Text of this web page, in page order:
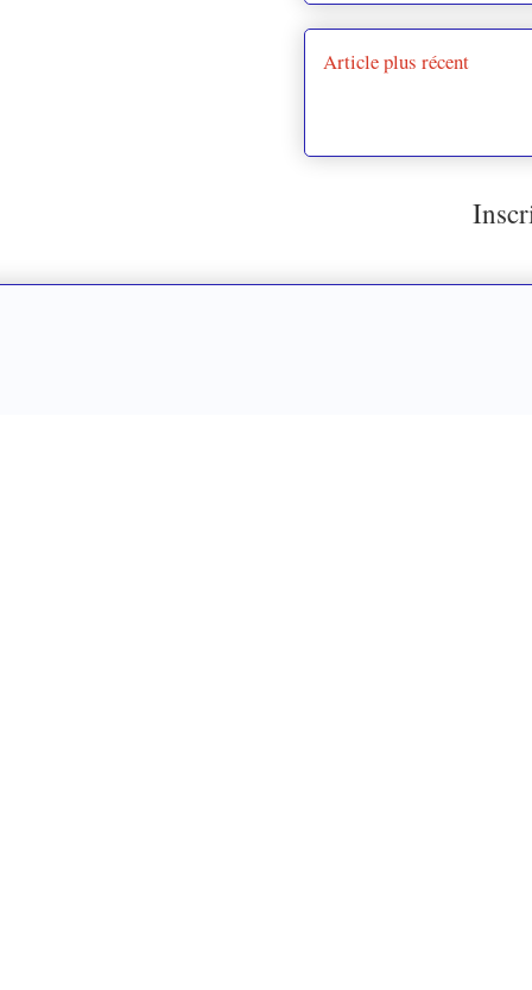
Article plus récent